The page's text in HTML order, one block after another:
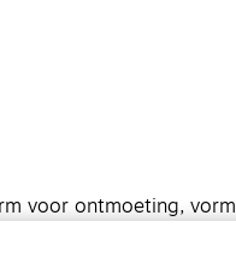
voor ontmoeting,